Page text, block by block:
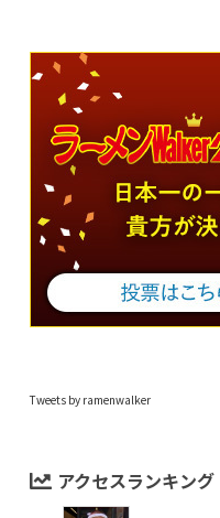
Tweets by ramenwalker
アクセスランキング